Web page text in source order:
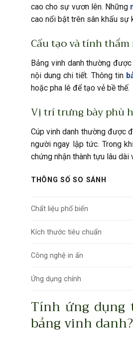
cao cho sự vươn lên. Những
cao nổi bật trên sân khấu sự
Cấu tạo và tính
Bảng vinh danh thường
nội dung chi tiết. Thông tin
hoặc pha lê để tạo vẻ bề thế.
Vị trí trưng bày phù
Cúp vinh danh thường được
người ngay lập tức. Trong
chứng nhận thành tựu lâu dài
THÔNG SỐ SO SÁNH
Chất liệu phổ biến
Kích thước tiêu chuẩn
Công nghệ in ấn
Ứng dụng chính
Tính ứng dụng
bảng vinh danh?